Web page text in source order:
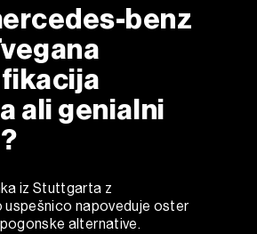
benz
ali genialni
iz Stuttgarta z
napoveduje oster
alternative.